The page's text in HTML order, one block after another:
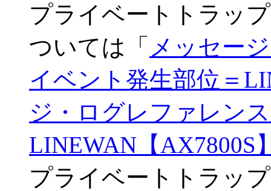
プライベートトラッ
ついては「 メッセー
イベント発生部位＝
ジ・ログレファレン
LINEWAN【AX7800S
プライベートトラッ